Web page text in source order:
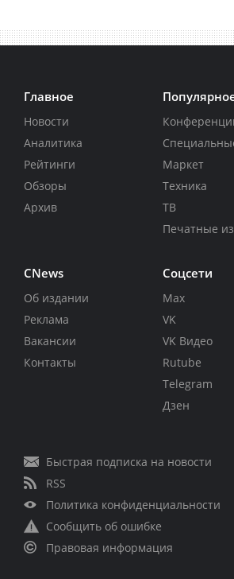
Главное
Новости
Аналитика
Рейтинги
Обзоры
Архив
Маркет
Техника
ТВ
Печатные
CNews
Об издании
Реклама
Вакансии
Контакты
Соцсети
Max
VK
VK Видео
Rutube
Telegram
Дзен
Быстрая подписка на новости
RSS
Политика конфиденциальности
Сообщить об ошибке
Правовая информация